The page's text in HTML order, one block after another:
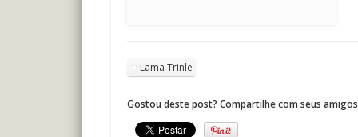
Lama Trinle
Gostou deste post? Compartilhe com seus